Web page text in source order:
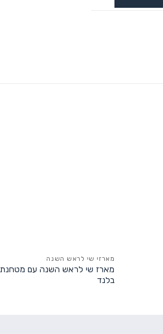
מארזי שי לראש השנה
מארז שי לראש השנה עם מטחנת
בלנד